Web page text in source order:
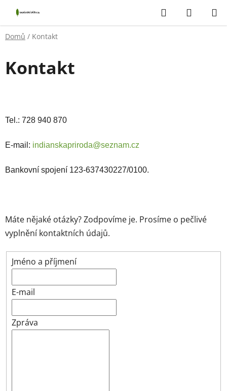
obsah
Hledat
KOŠÍK
Domů / Kontakt
Kontakt
Tel.: 728 940 870
E-mail: indianskapriroda@seznam.cz
Bankovní spojení 123-637430227/0100.
Máte nějaké otázky? Zodpovíme je. Prosíme o pečlivé
vyplnění kontaktních údajů.
Jméno a příjmení
E-mail
Zpráva